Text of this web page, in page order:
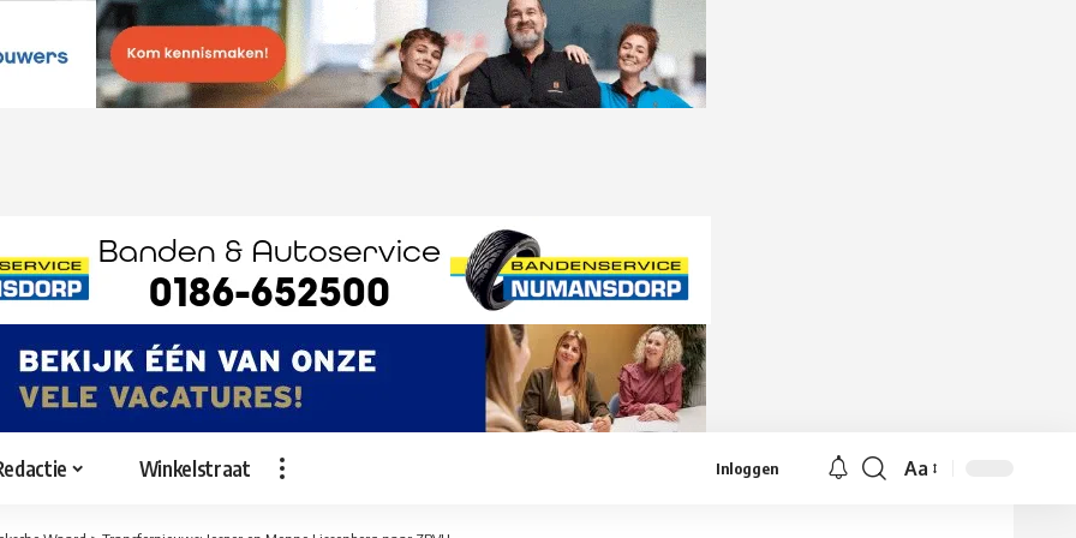
Winkelstraat Inloggen
Lettergrootte
Aa